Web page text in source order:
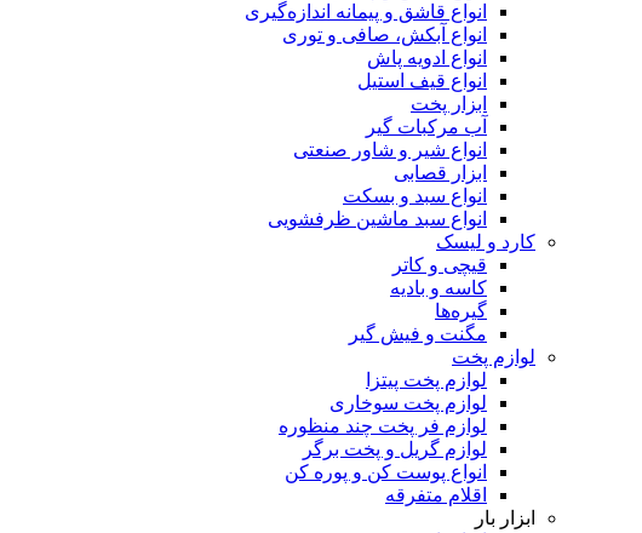
انواع قاشق و پیمانه اندازه‌گیری
انواع آبکش، صافی و توری
انواع ادویه پاش
انواع قیف استیل
ابزار پخت
آب مرکبات گیر
انواع شیر و شاور صنعتی
ابزار قصابی
انواع سبد و بسکت
انواع سبد ماشین ظرفشویی
کارد و لیسک
قیچی و کاتر
کاسه و بادیه
گیره‌ها
مگنت و فیش گیر
لوازم پخت
لوازم پخت پیتزا
لوازم پخت سوخاری
لوازم فر پخت چند منظوره
لوازم گریل و پخت برگر
انواع پوست کن و پوره کن
اقلام متفرقه
ابزار بار